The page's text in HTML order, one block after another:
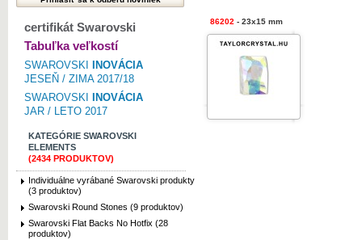
certifikát Swarovski
Tabuľka veľkostí
SWAROVSKI
INOVÁCIA
JESEŇ / ZIMA 2017/18
SWAROVSKI
INOVÁCIA
JAR / LETO 2017
KATEGÓRIE SWAROVSKI
ELEMENTS
(2434 PRODUKTOV)
Individuálne vyrábané Swarovski produkty
(3 produktov)
Swarovski Round Stones (9 produktov)
Swarovski Flat Backs No Hotfix (28
produktov)
86202 - 23x15 mm